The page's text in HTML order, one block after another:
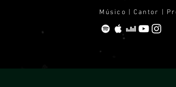
Músico | Cantor |